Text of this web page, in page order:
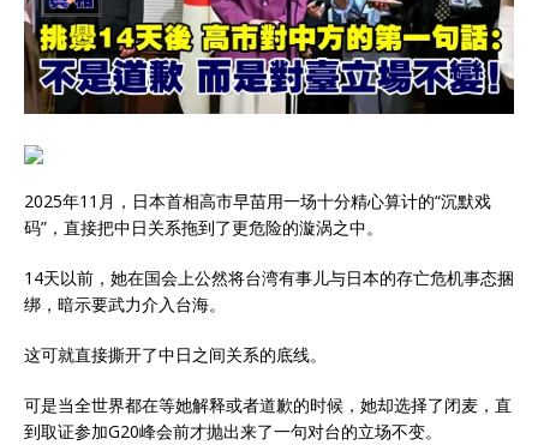
2025年11月，日本首相高市早苗用一场十分精心算计的“沉默戏
码”，直接把中日关系拖到了更危险的漩涡之中。
14天以前，她在国会上公然将台湾有事儿与日本的存亡危机事态捆
绑，暗示要武力介入台海。
这可就直接撕开了中日之间关系的底线。
可是当全世界都在等她解释或者道歉的时候，她却选择了闭麦，直
到取证参加G20峰会前才抛出来了一句对台的立场不变。